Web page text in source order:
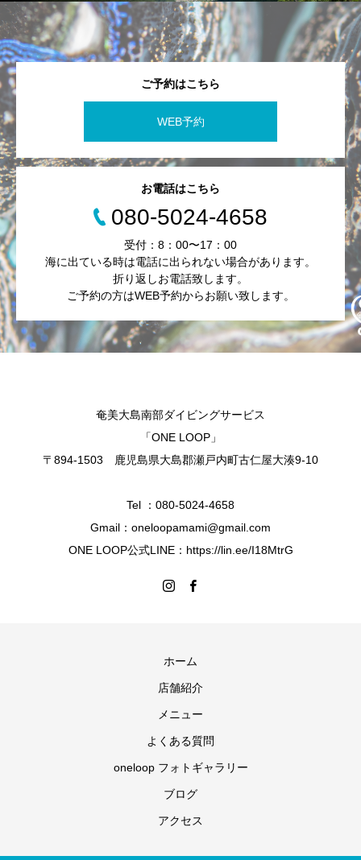
ご予約はこちら
WEB予約
お電話はこちら
080-5024-4658
受付：8：00〜17：00
海に出ている時は電話に出られない場合があります。
折り返しお電話致します。
ご予約の方はWEB予約からお願い致します。
奄美大島南部ダイビングサービス
「ONE LOOP」
〒894-1503 鹿児島県大島郡瀬戸内町古仁屋大湊9-10
Tel ：080-5024-4658
Gmail：oneloopamami@gmail.com
ONE LOOP公式LINE：https://lin.ee/I18MtrG
ホーム
店舗紹介
メニュー
よくある質問
oneloop フォトギャラリー
ブログ
アクセス